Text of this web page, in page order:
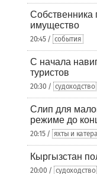
Собственника
имущество
20:45 / события
С начала
туристов
20:30 / судоходство
Слип для
режиме до
20:15 / яхты и катера
Кыргызстан
20:00 / судоходство